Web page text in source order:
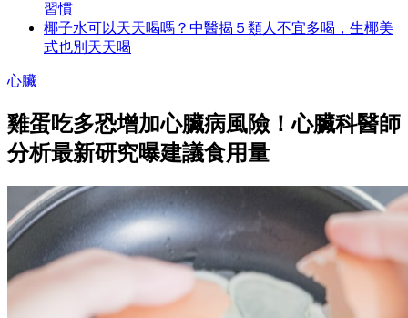
習慣
椰子水可以天天喝嗎？中醫揭５類人不宜多喝，生椰美
式也別天天喝
心臟
雞蛋吃多恐增加心臟病風險！心臟科醫師
分析最新研究曝建議食用量